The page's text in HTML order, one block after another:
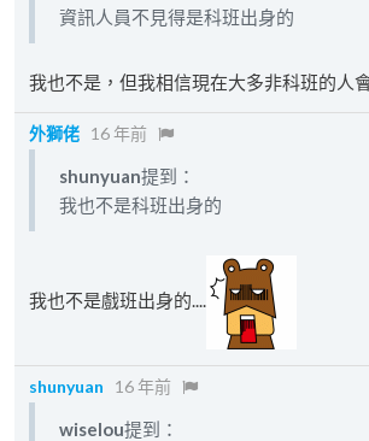
資訊人員不見得是科班出身的
我也不是，但我相信現在大多非科班的人
外獅佬 16 年前
shunyuan提到：
我也不是科班出身的
我也不是戲班出身的....
shunyuan 16 年前
wiselou提到：